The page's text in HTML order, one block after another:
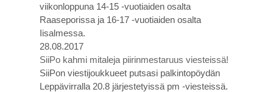
viikonloppuna 14-15 -vuotiaiden osalta
Raaseporissa ja 16-17 -vuotiaiden osalta
Iisalmessa.
28.08.2017
SiiPo kahmi mitaleja piirinmestaruus viesteissä!
SiiPon viestijoukkueet putsasi palkintopöydän
Leppävirralla 20.8 järjestetyissä pm -viesteissä.